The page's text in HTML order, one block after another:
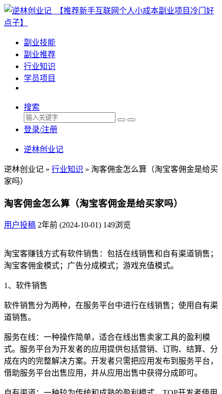
副业技能
副业推荐
行业知识
学员项目
搜索
登录/注册
逆林创业记
逆林创业记 » 行业知识 » 淘客佣金怎么算（淘宝客佣金是给买
家吗）
淘客佣金怎么算（淘宝客佣金是给买家吗）
用户投稿 2年前 (2024-10-01) 149浏览
淘宝客赚钱方式有软件销售：包括在线销售和自有渠道销售；
淘宝客佣金模式；广告分成模式；游戏充值模式。
1、软件销售
软件销售分为两种，在服务平台中进行在线销售；使用自有渠
道销售。
服务在线：一种操作简单，适合在线出售卖家工具的盈利模
式。服务平台为开发者的应用提供包括营销、订购、结算、分
成在内的完整解决方案。开发者只需把应用发布到服务平台，
借助服务平台出售应用，并从应用出售中获得分成即可。